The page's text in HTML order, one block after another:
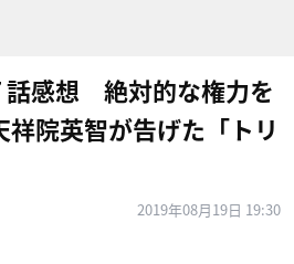
話感想 絶対的な権力を
院英智が告げた「トリ
2019年08月19日 19:30